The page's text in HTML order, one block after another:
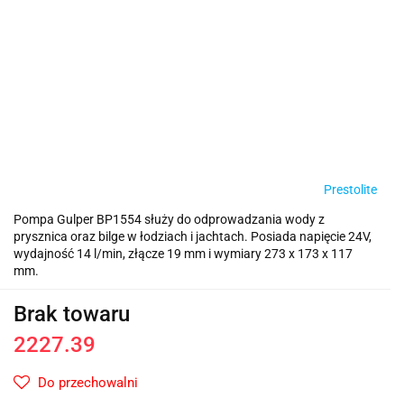
Prestolite
Pompa Gulper BP1554 służy do odprowadzania wody z
prysznica oraz bilge w łodziach i jachtach. Posiada napięcie 24V,
wydajność 14 l/min, złącze 19 mm i wymiary 273 x 173 x 117
mm.
Brak towaru
2227.39
Do przechowalni